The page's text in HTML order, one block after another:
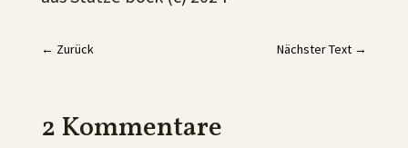
← Zurück Nächster Text →
2 Kommentare